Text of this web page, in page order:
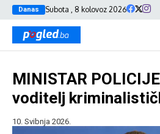
Danas Subota , 8 kolovoz 2026
MINISTAR
voditelj
10. Svibnja 2026.